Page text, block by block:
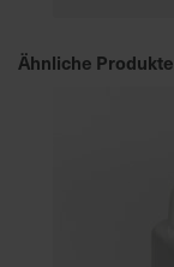
Ähnliche Produkte